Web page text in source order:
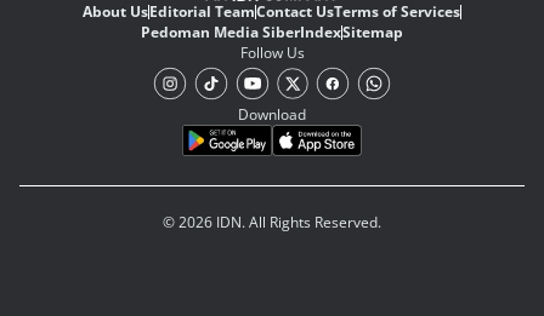
About UsEditorial TeamContact UsTerms of Services
Pedoman Media SiberIndexSitemap
Follow Us
Download
© 2026 IDN. All Rights Reserved.